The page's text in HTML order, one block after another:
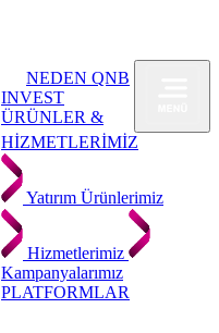
NEDEN QNB
INVEST
ÜRÜNLER &
HİZMETLERİMİZ
Yatırım Ürünlerimiz
Hizmetlerimiz
Kampanyalarımız
PLATFORMLAR